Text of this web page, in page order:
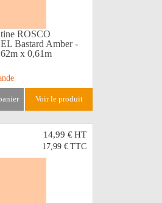
ROSCO
Bastard Amber -
x 0,61m
voir le produit
14,99 €HT
17,99 € TTC